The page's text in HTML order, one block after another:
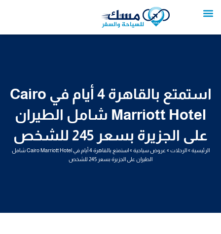
إلى
استمتع بالقاهرة 4 أيام في Cairo
Marriott Hotel شامل الطيران
على الجزيرة بسعر 245 للشخص
الرئيسية»الرحلات» عروض سياحية»
استمتع بالقاهرة 4 أيام في Cairo Marriott Hotel شامل
الطيران على الجزيرة بسعر 245 للشخص